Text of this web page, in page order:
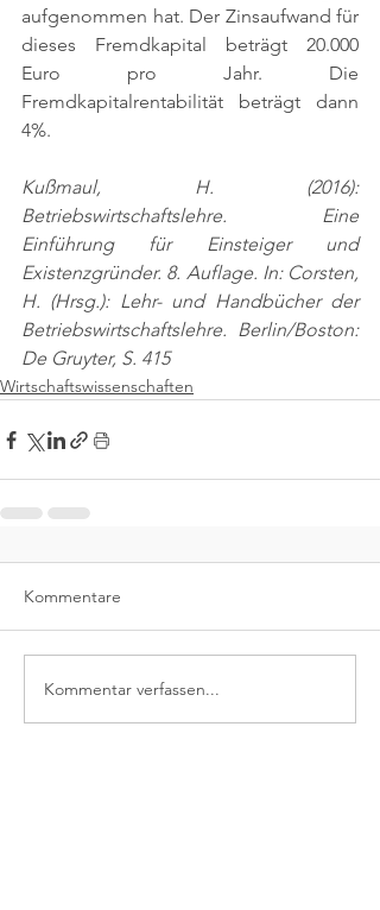
aufgenommen hat. Der Zinsaufwand für
dieses Fremdkapital beträgt 20.000
Euro pro Jahr. Die
Fremdkapitalrentabilität beträgt dann
4%.
Kußmaul, H. (2016):
Betriebswirtschaftslehre. Eine
Einführung für Einsteiger und
Existenzgründer. 8. Auflage. In: Corsten,
H. (Hrsg.): Lehr- und Handbücher der
Betriebswirtschaftslehre. Berlin/Boston:
De Gruyter, S. 415
Wirtschaftswissenschaften
Kommentare
Kommentar verfassen...